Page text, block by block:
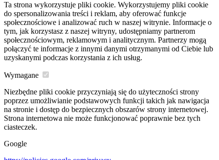
Ta strona wykorzystuje pliki cookie. Wykorzystujemy pliki cookie
do spersonalizowania treści i reklam, aby oferować funkcje
społecznościowe i analizować ruch w naszej witrynie. Informacje o
tym, jak korzystasz z naszej witryny, udostępniamy partnerom
społecznościowym, reklamowym i analitycznym. Partnerzy mogą
połączyć te informacje z innymi danymi otrzymanymi od Ciebie lub
uzyskanymi podczas korzystania z ich usług.
Wymagane
Niezbędne pliki cookie przyczyniają się do użyteczności strony
poprzez umożliwianie podstawowych funkcji takich jak nawigacja
na stronie i dostęp do bezpiecznych obszarów strony internetowej.
Strona internetowa nie może funkcjonować poprawnie bez tych
ciasteczek.
Google